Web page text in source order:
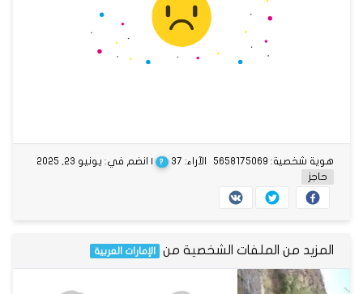
الآراء: 37 ? | انضم في: يونيو 23, 2025
هوية شخصية: 5658175069
حاجز
المزيد من الملفات الشخصية من الإمارات العربية